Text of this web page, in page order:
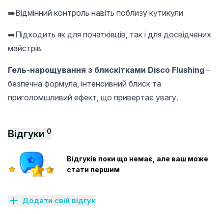
➡️Відмінний контроль навіть поблизу кутикули
➡️Підходить як для початківців, так і для досвідчених
майстрів
Гель-нарощування з блискітками Disco Flushing –
безпечна формула, інтенсивний блиск та
приголомшливий ефект, що привертає увагу.
Відгуки 0
Відгуків поки що немає, але ваш може
стати першим
Додати свій відгук